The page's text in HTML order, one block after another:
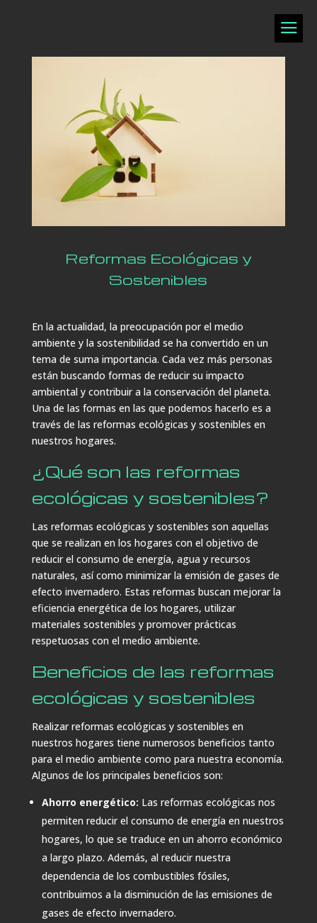
a
Reformas Ecológicas y
Sostenibles
En la actualidad, la preocupación por el medio
ambiente y la sostenibilidad se ha convertido en un
tema de suma importancia. Cada vez más personas
están buscando formas de reducir su impacto
ambiental y contribuir a la conservación del planeta.
Una de las formas en las que podemos hacerlo es a
través de las reformas ecológicas y sostenibles en
nuestros hogares.
¿Qué son las reformas
ecológicas y sostenibles?
Las reformas ecológicas y sostenibles son aquellas
que se realizan en los hogares con el objetivo de
reducir el consumo de energía, agua y recursos
naturales, así como minimizar la emisión de gases de
efecto invernadero. Estas reformas buscan mejorar la
eficiencia energética de los hogares, utilizar
materiales sostenibles y promover prácticas
respetuosas con el medio ambiente.
Beneficios de las reformas
ecológicas y sostenibles
Realizar reformas ecológicas y sostenibles en
nuestros hogares tiene numerosos beneficios tanto
para el medio ambiente como para nuestra economía.
Algunos de los principales beneficios son:
Ahorro energético: Las reformas ecológicas nos
permiten reducir el consumo de energía en nuestros
hogares, lo que se traduce en un ahorro económico
a largo plazo. Además, al reducir nuestra
dependencia de los combustibles fósiles,
contribuimos a la disminución de las emisiones de
gases de efecto invernadero.